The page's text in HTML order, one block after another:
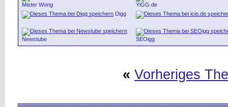
Mister Wong
YiGG.de
Digg
Newstube SEOigg
« Vorheriges